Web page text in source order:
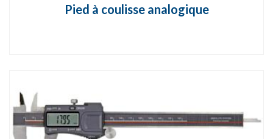
Pied à coulisse analogique